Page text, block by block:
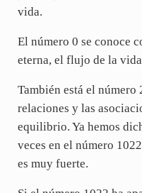
vida.
El número 0 se conoce
eterna, el flujo de la
También está el número
relaciones y las
equilibrio. Ya hemos
veces en el número
es muy fuerte.